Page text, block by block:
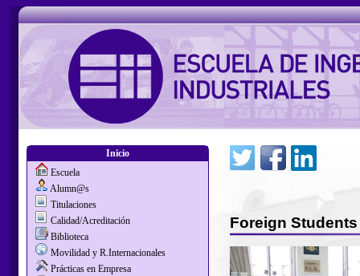
Inicio
Escuela
Alumn@s
Titulaciones
Calidad/Acreditación
Biblioteca
Movilidad y R.Internacionales
Prácticas en Empresa
Foreign Students